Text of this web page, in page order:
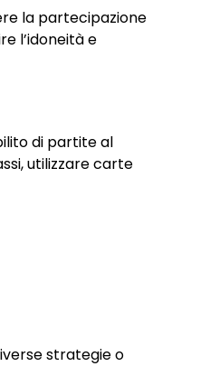
la partecipazione
l’idoneità e
di partite al
utilizzare carte
strategie o